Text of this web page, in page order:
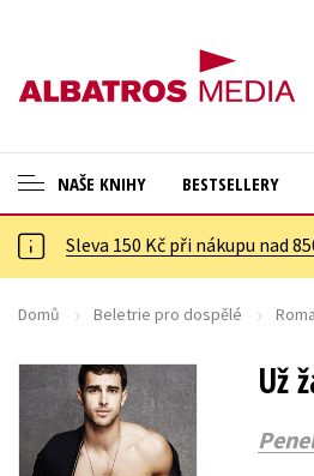
NAŠE KNIHY
ANGLICKÉ KNIHY -20 %
VÝPRODEJ -70 %
ASTERIX S DÁRKEM
🎁DÁRKOVÉ PUBLIKACE
BESTSELLERY
Sleva 150 Kč při nákupu nad
Domů Beletrie pro dospělé
Už